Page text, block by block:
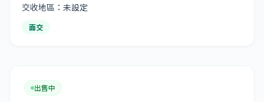
交收地區：未設定
面交
出售中